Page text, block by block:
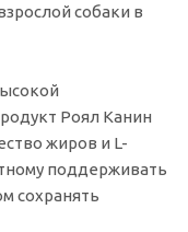
собаки в
Роял Канин
жиров и L-
поддерживать
сохранять